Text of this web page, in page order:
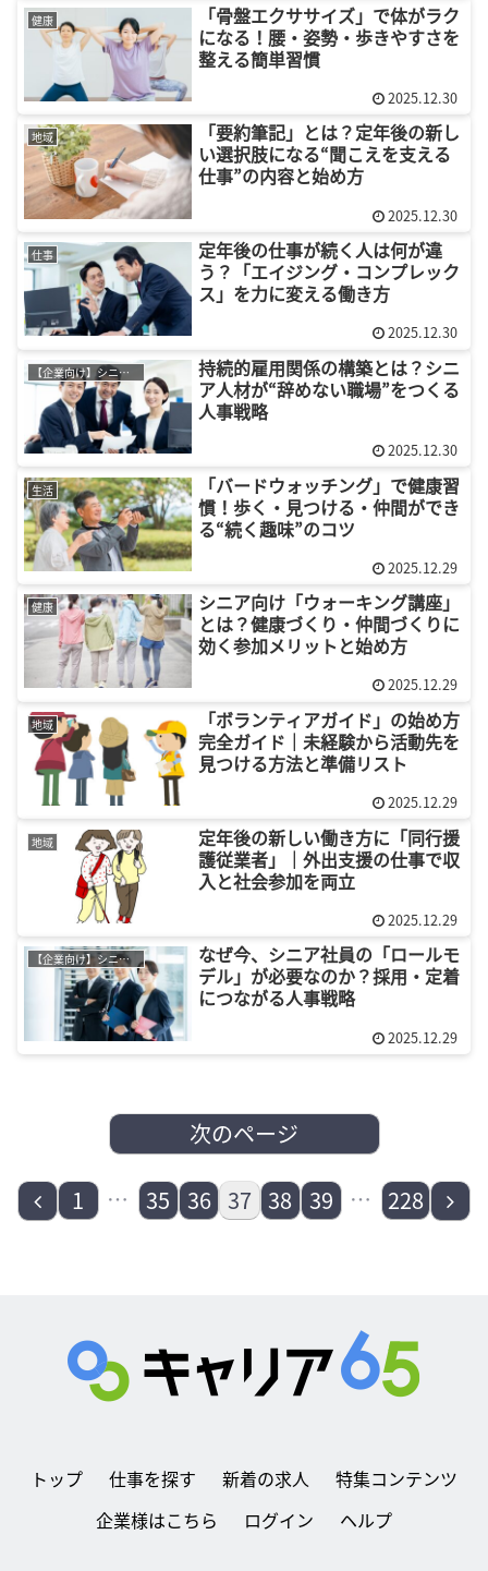
健康
「骨盤エクササイズ」で体がラク
になる！腰・姿勢・歩きやすさを
整える簡単習慣
2025.12.30
地域
「要約筆記」とは？定年後の新し
い選択肢になる“聞こえを支える
仕事”の内容と始め方
2025.12.30
仕事
定年後の仕事が続く人は何が違
う？「エイジング・コンプレック
ス」を力に変える働き方
2025.12.30
【企業向け】シニア採用
持続的雇用関係の構築とは？シニ
ア人材が“辞めない職場”をつくる
人事戦略
2025.12.30
生活
「バードウォッチング」で健康習
慣！歩く・見つける・仲間ができ
る“続く趣味”のコツ
2025.12.29
健康
シニア向け「ウォーキング講座」
とは？健康づくり・仲間づくりに
効く参加メリットと始め方
2025.12.29
地域
「ボランティアガイド」の始め方
完全ガイド｜未経験から活動先を
見つける方法と準備リスト
2025.12.29
地域
定年後の新しい働き方に「同行援
護従業者」｜外出支援の仕事で収
入と社会参加を両立
2025.12.29
【企業向け】シニア採用
なぜ今、シニア社員の「ロールモ
デル」が必要なのか？採用・定着
につながる人事戦略
2025.12.29
次のページ
前
1 … 35 36 37 38 39 … 228
次
トップ 仕事を探す 新着の求人
特集コンテンツ
企業様はこちら
ログイン ヘルプ